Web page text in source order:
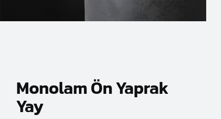
Monolam Ön Yaprak
Yay